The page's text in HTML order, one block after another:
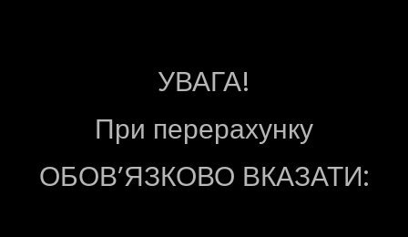
УВАГА!
При перерахунку
ОБОВ’ЯЗКОВО ВКАЗАТИ: